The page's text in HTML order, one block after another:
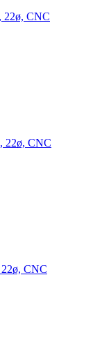
22ø, CNC
22ø, CNC
CNC